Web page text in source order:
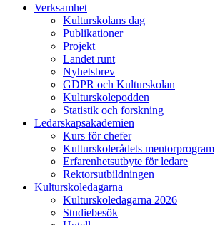
Verksamhet
Kulturskolans dag
Publikationer
Projekt
Landet runt
Nyhetsbrev
GDPR och Kulturskolan
Kulturskolepodden
Statistik och forskning
Ledarskapsakademien
Kurs för chefer
Kulturskolerådets mentorprogram
Erfarenhetsutbyte för ledare
Rektorsutbildningen
Kulturskoledagarna
Kulturskoledagarna 2026
Studiebesök